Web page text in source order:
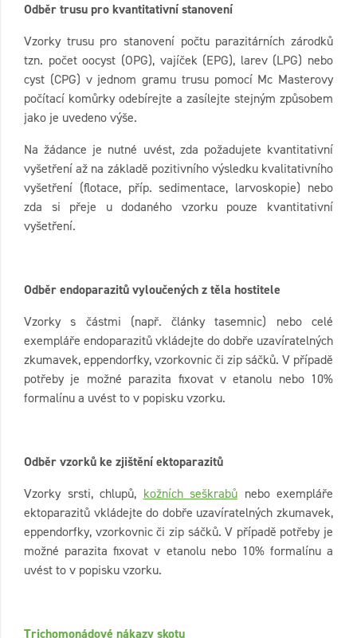
Odběr trusu pro kvantitativní stanovení
Vzorky trusu pro stanovení počtu parazitárních zárodků
tzn. počet oocyst (OPG), vajíček (EPG), larev (LPG) nebo
cyst (CPG) v jednom gramu trusu pomocí Mc Masterovy
počítací komůrky odebírejte a zasílejte stejným způsobem
jako je uvedeno výše.
Na žádance je nutné uvést, zda požadujete kvantitativní
vyšetření až na základě pozitivního výsledku kvalitativního
vyšetření (flotace, příp. sedimentace, larvoskopie) nebo
zda si přeje u dodaného vzorku pouze kvantitativní
vyšetření.
Odběr endoparazitů vyloučených z těla hostitele
Vzorky s částmi (např. články tasemnic) nebo celé
exempláře endoparazitů vkládejte do dobře uzavíratelných
zkumavek, eppendorfky, vzorkovnic či zip sáčků. V případě
potřeby je možné parazita fixovat v etanolu nebo 10%
formalínu a uvést to v popisku vzorku.
Odběr vzorků ke zjištění ektoparazitů
Vzorky srsti, chlupů, kožních seškrabů nebo exempláře
ektoparazitů vkládejte do dobře uzavíratelných zkumavek,
eppendorfky, vzorkovnic či zip sáčků. V případě potřeby je
možné parazita fixovat v etanolu nebo 10% formalínu a
uvést to v popisku vzorku.
Trichomonádové nákazy skotu